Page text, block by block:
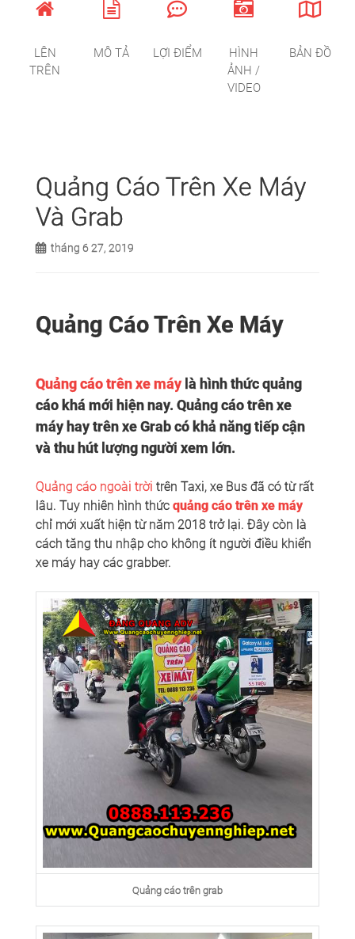
LÊN
TRÊN
MÔ TẢ LỢI ĐIỂM
HÌNH
ẢNH /
VIDEO
BẢN ĐỒ
Quảng Cáo Trên Xe Máy
Và Grab
tháng 6 27, 2019
Quảng Cáo Trên Xe Máy
Quảng cáo trên xe máy là hình thức quảng
cáo khá mới hiệnnay. Quảng cáo trên xe
máy hay trên xe Grab có khả năng tiếp cận
và thu hút lượng người xem lớn.
Quảng cáo ngoài trời trên Taxi, xe Bus đã có từ rất
lâu. Tuy nhiên hình thức quảng cáo trên xe máy
chỉ mới xuất hiện từ năm 2018 trở lại. Đây còn là
cách tăng thu nhập cho không ít người điều khiển
xe máy hay các grabber.
Quảng cáo trên grab